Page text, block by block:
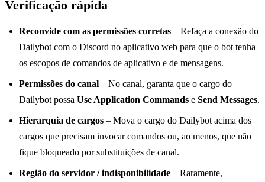
Verificação rápida
Reconvide com as permissões corretas – Refaça a conexão do
Dailybot com o Discord no aplicativo web para que o bot tenha
os escopos de comandos de aplicativo e de mensagens.
Permissões do canal – No canal, garanta que o cargo do
Dailybot possa Use Application Commands e Send Messages.
Hierarquia de cargos – Mova o cargo do Dailybot acima dos
cargos que precisam invocar comandos ou, ao menos, que não
fique bloqueado por substituições de canal.
Região do servidor / indisponibilidade – Raramente,